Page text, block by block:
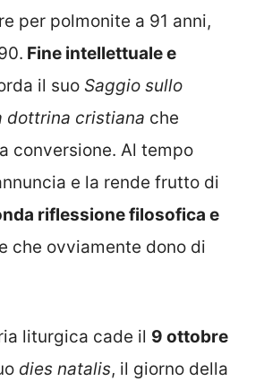
per polmonite a 91 anni,
Fine intellettuale e
il suo Saggio sullo
dottrina cristiana che
conversione. Al tempo
e la rende frutto di
riflessione filosofica e
che ovviamente dono di
liturgica cade il 9 ottobre
dies natalis, il giorno della